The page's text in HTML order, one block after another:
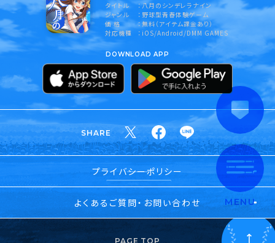
タイトル
八月のシンデレラナイン
ジャンル
野球型青春体験ゲーム
価 格
無料（アイテム課金あり）
対応機種
iOS/Android/DMM GAMES
DOWNLOAD APP
SHARE
プライバシーポリシー
よくあるご質問・お問い合わせ MENU
PAGE TOP